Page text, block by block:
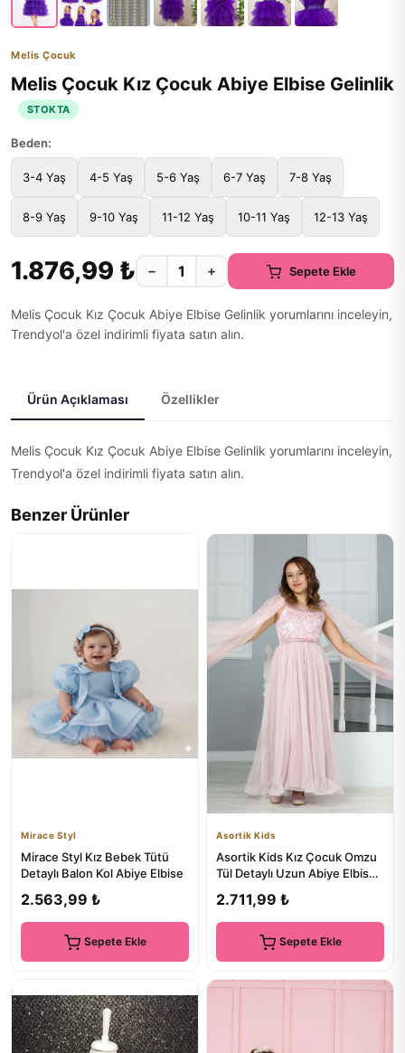
Melis Çocuk
Melis Çocuk Kız Çocuk Abiye Elbise Gelinlik
STOKTA
Beden:
3-4 Yaş 4-5 Yaş 5-6 Yaş 6-7 Yaş 7-8 Yaş
8-9 Yaş 9-10 Yaş 11-12 Yaş 10-11 Yaş 12-13 Yaş
1.876,99 ₺ − + Sepete Ekle
Melis Çocuk Kız Çocuk Abiye Elbise Gelinlik yorumlarını inceleyin,
Trendyol'a özel indirimli fiyata satın alın.
Ürün Açıklaması Özellikler
Melis Çocuk Kız Çocuk Abiye Elbise Gelinlik yorumlarını inceleyin,
Trendyol'a özel indirimli fiyata satın alın.
Benzer Ürünler
Mirace Styl
Mirace Styl Kız Bebek Tütü
Detaylı Balon Kol Abiye Elbise
2.563,99 ₺
Sepete Ekle
Asortik Kids
Asortik Kids Kız Çocuk Omzu
Tül Detaylı Uzun Abiye Elbise
2.711,99 ₺
Sepete Ekle